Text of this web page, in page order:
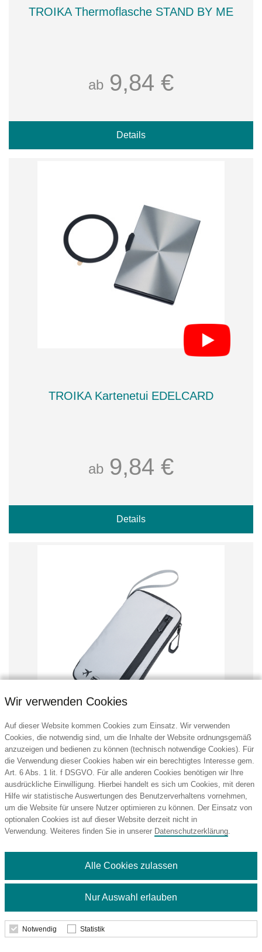
TROIKA Thermoflasche STAND BY ME
ab 9,84 €
Details
TROIKA Kartenetui EDELCARD
ab 9,84 €
Details
TROIKA Etui REFLACTIVE TRAVELLER
ab 9,84 €
Details
Wir verwenden Cookies
Auf dieser Website kommen Cookies zum Einsatz. Wir verwenden
Cookies, die notwendig sind, um die Inhalte der Website ordnungsgemäß
anzuzeigen und bedienen zu können (technisch notwendige Cookies). Für
die Verwendung dieser Cookies haben wir ein berechtigtes Interesse gem.
Art. 6 Abs. 1 lit. f DSGVO. Für alle anderen Cookies benötigen wir Ihre
ausdrückliche Einwilligung. Hierbei handelt es sich um Cookies, mit deren
Hilfe wir statistische Auswertungen des Benutzerverhaltens vornehmen,
um die Website für unsere Nutzer optimieren zu können. Der Einsatz von
optionalen Cookies ist auf dieser Website derzeit nicht in
Verwendung. Weiteres finden Sie in unserer Datenschutzerklärung.
Nur Auswahl erlauben
Alle Cookies zulassen
Notwendig Statistik